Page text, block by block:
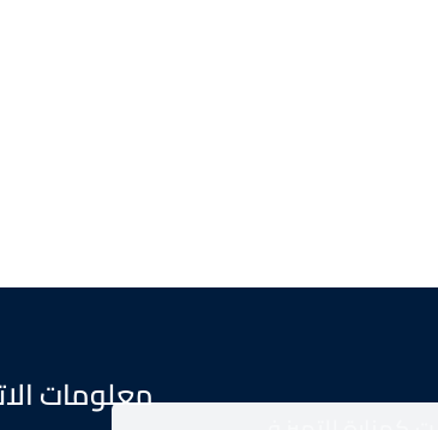
معلومات